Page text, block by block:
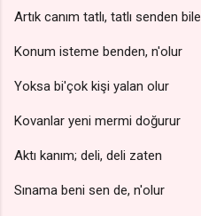
Artık canım tatlı, tatlı senden bile
Konum isteme benden, n'olur
Yoksa bi'çok kişi yalan olur
Kovanlar yeni mermi doğurur
Aktı kanım; deli, deli zaten
Sınama beni sen de, n'olur